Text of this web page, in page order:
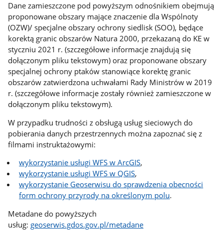
Dane zamieszczone pod powyższym odnośnikiem obejmują
proponowane obszary mające znaczenie dla Wspólnoty
(OZW)/ specjalne obszary ochrony siedlisk (SOO), będące
korektą granic obszarów Natura 2000, przekazaną do KE w
styczniu 2021 r. (szczegółowe informacje znajdują się
dołączonym pliku tekstowym) oraz proponowane obszary
specjalnej ochrony ptaków stanowiące korektę granic
obszarów zatwierdzona uchwałami Rady Ministrów w 2019
r. (szczegółowe informacje zostały również zamieszczone w
dołączonym pliku tekstowym).
W przypadku trudności z obsługą usług sieciowych do
pobierania danych przestrzennych można zapoznać się z
filmami instruktażowymi:
wykorzystanie usługi WFS w ArcGIS,
wykorzystanie usługi WFS w QGIS,
wykorzystanie Geoserwisu do sprawdzenia obecności
form ochrony przyrody na określonym polu.
Metadane do powyższych
usług: geoserwis.gdos.gov.pl/metadane